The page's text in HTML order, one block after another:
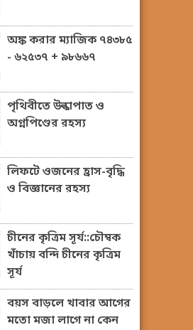
অঙ্ক করার ম্যাজিক ৭৪৩৮৫
- ৬২৫৩৭ + ৯৮৬৬৭
পৃথিবীতে উল্কাপাত ও
অগ্নপিণ্ডের রহস্য
লিফটে ওজনের হ্রাস-বৃদ্ধি
ও বিজ্ঞানের রহস্য
চীনের কৃত্রিম সূর্য::চৌম্বক
খাঁচায় বন্দি চীনের কৃত্রিম
সূর্য
বয়স বাড়লে খাবার আগের
মতো মজা লাগে না কেন